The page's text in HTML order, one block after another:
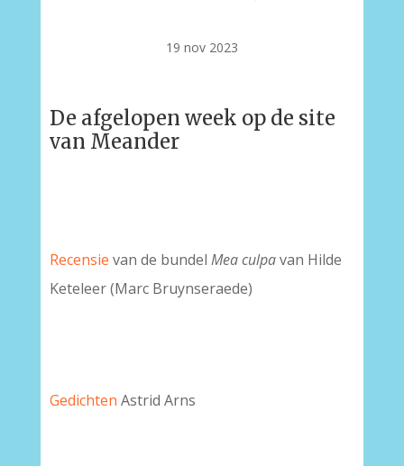
19 nov 2023
De afgelopen week op de site
van Meander
Recensie van de bundel Mea culpavan Hilde
Keteleer (Marc Bruynseraede)
Gedichten Astrid Arns